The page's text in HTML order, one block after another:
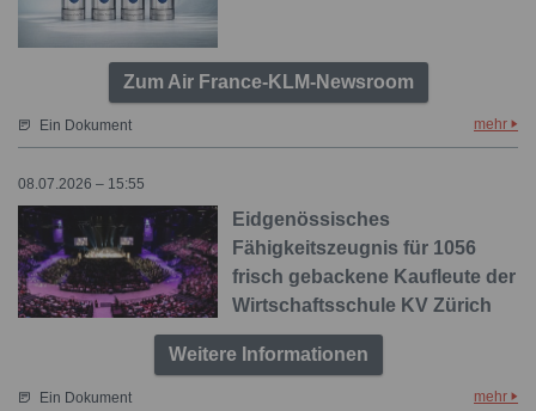
Zum Air France-KLM-Newsroom
Ein Dokument mehr
08.07.2026 – 15:55
Eidgenössisches
Fähigkeitszeugnis für 1056
frisch gebackene Kaufleute der
Wirtschaftsschule KV Zürich
Weitere Informationen
Ein Dokument mehr